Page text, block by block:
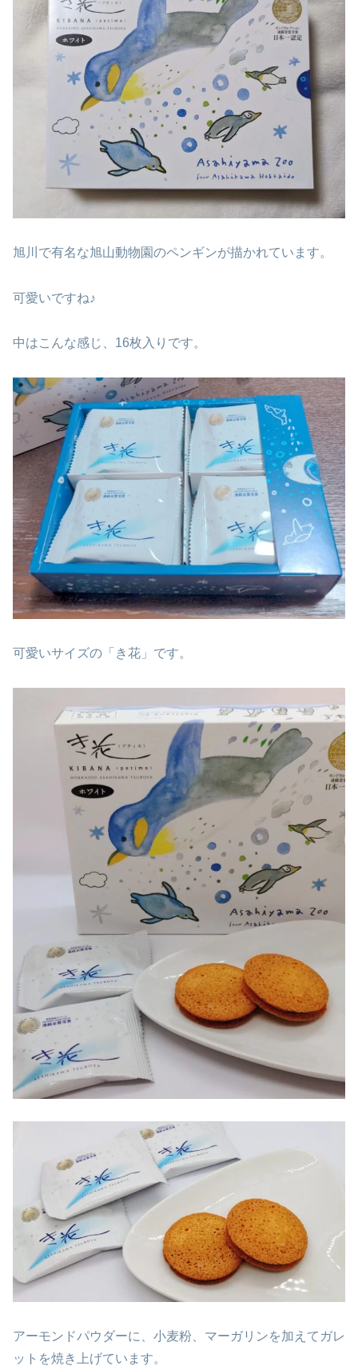
旭川で有名な旭山動物園のペンギンが描かれています。
可愛いですね♪
中はこんな感じ、16枚入りです。
可愛いサイズの「き花」です。
アーモンドパウダーに、小麦粉、マーガリンを加えてガレ
ットを焼き上げています。